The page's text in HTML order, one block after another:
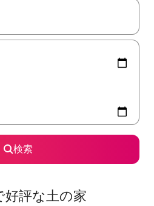
上下の矢印キーを使って移動するか
検索
好評な土の家